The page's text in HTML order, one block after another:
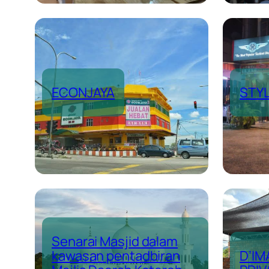
ECONJAYA
Senarai Masjid dalam
kawasan pentadbiran